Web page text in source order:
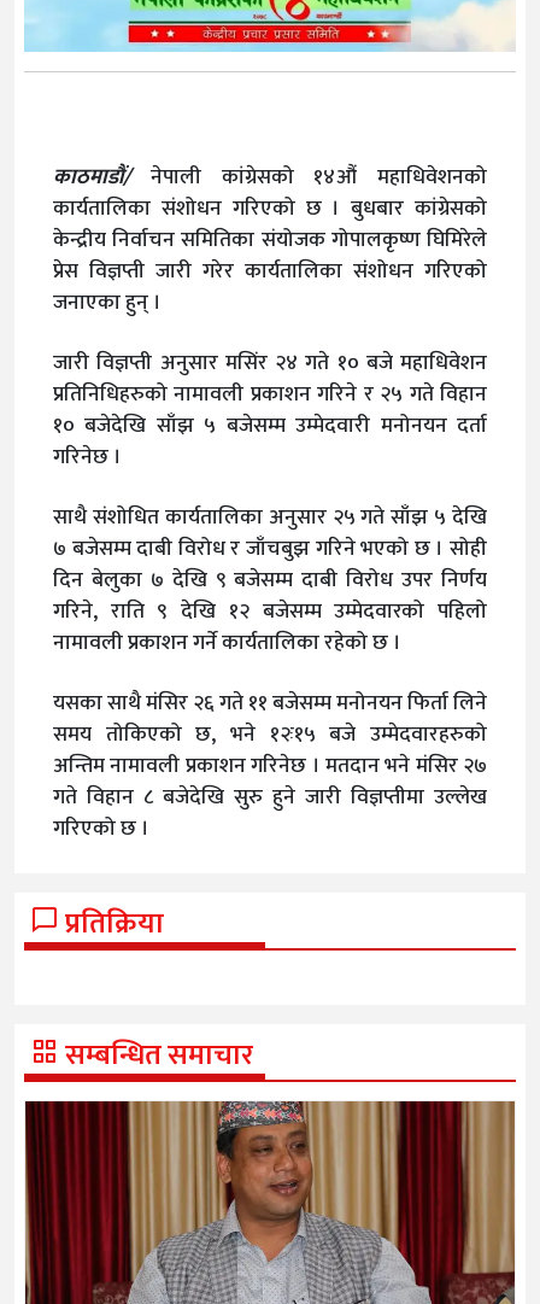
काठमाडौं/नेपाली कांग्रेसको १४औं महाधिवेशनको
कार्यतालिका संशोधन गरिएको छ । बुधबार कांग्रेसको
केन्द्रीय निर्वाचन समितिका संयोजक गोपालकृष्ण घिमिरेले
प्रेस विज्ञप्ती जारी गरेर कार्यतालिका संशोधन गरिएको
जनाएका हुन् ।
जारी विज्ञप्ती अनुसार मसिंर २४ गते १० बजे महाधिवेशन
प्रतिनिधिहरुको नामावली प्रकाशन गरिने र २५ गते विहान
१० बजेदेखि साँझ ५ बजेसम्म उम्मेदवारी मनोनयन दर्ता
गरिनेछ ।
साथै संशोधित कार्यतालिका अनुसार २५ गते साँझ ५ देखि
७ बजेसम्म दाबी विरोध र जाँचबुझ गरिने भएको छ । सोही
दिन बेलुका ७ देखि ९ बजेसम्म दाबी विरोध उपर निर्णय
गरिने, राति ९ देखि १२ बजेसम्म उम्मेदवारको पहिलो
नामावली प्रकाशन गर्ने कार्यतालिका रहेको छ ।
यसका साथै मंसिर २६ गते ११ बजेसम्म मनोनयन फिर्ता लिने
समय तोकिएको छ, भने १२ः१५ बजे उम्मेदवारहरुको
अन्तिम नामावली प्रकाशन गरिनेछ । मतदान भने मंसिर २७
गते विहान ८ बजेदेखि सुरु हुने जारी विज्ञप्तीमा उल्लेख
गरिएको छ ।
प्रतिक्रिया
सम्बन्धित समाचार